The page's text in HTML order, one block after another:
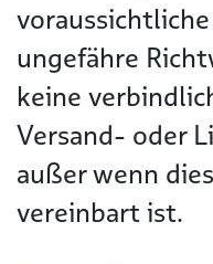
ungefähre
keine
Versand- oder
außer wenn
vereinbart ist.